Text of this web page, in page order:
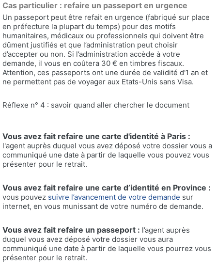
Cas particulier : refaire un passeport en urgence
Un passeport peut être refait en urgence (fabriqué sur place
en préfecture la plupart du temps) pour des motifs
humanitaires, médicaux ou professionnels qui doivent être
dûment justifiés et que l’administration peut choisir
d’accepter ou non. Si l’administration accède à votre
demande, il vous en coûtera 30 € en timbres fiscaux.
Attention, ces passeports ont une durée de validité d'1 an et
ne permettent pas de voyager aux Etats-Unis sans Visa.
Réflexe n° 4 : savoir quand aller chercher le document
Vous avez fait refaire une carte d'identité à Paris :
l'agent auprès duquel vous avez déposé votre dossier vous a
communiqué une date à partir de laquelle vous pouvez vous
présenter pour le retrait.
Vous avez fait refaire une carte d’identité en Province :
vous pouvez suivre l’avancement de votre demande sur
internet, en vous munissant de votre numéro de demande.
Vous avez fait refaire un passeport : l’agent auprès
duquel vous avez déposé votre dossier vous aura
communiqué une date à partir de laquelle vous pourrez vous
présenter pour le retrait.